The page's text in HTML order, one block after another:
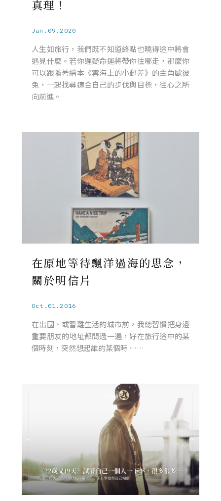
真理！
Jan.09.2020
人生如旅行，我們既不知道終點也曉得途中將會
遇見什麼。若你遲疑命運將帶你往哪走，那麼你
可以跟隨著繪本《雲海上的小郵差》的主角歐彼
兔，一起找尋適合自己的步伐與目標，往心之所
向前進。
在原地等待飄洋過海的思念，
關於明信片
Oct.01.2016
在出國、或暫離生活的城市前，我總習慣把身邊
重要朋友的地址都問過一遍，好在旅行途中的某
個時刻，突然想起誰的某個時 ……